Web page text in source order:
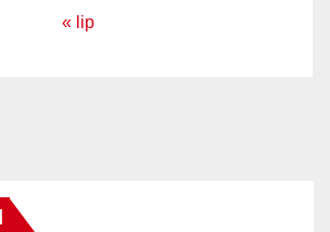
« lip